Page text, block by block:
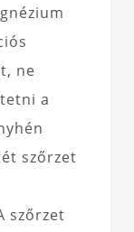
ne
a
szőrzet
szőrzet